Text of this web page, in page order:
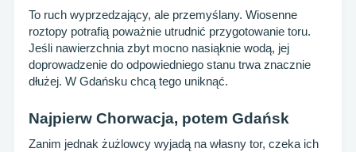
To ruch wyprzedzający, ale przemyślany. Wiosenne
roztopy potrafią poważnie utrudnić przygotowanie toru.
Jeśli nawierzchnia zbyt mocno nasiąknie wodą, jej
doprowadzenie do odpowiedniego stanu trwa znacznie
dłużej. W Gdańsku chcą tego uniknąć.
Najpierw Chorwacja, potem Gdańsk
Zanim jednak żużlowcy wyjadą na własny tor, czeka ich